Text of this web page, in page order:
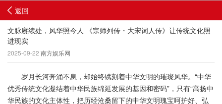
返回
文脉赓续处，风华照今人 《宗师列传・大宋词人传》让传统文化照
进现实
2025-09-22 南方娱乐网
岁月长河奔涌不息，却始终镌刻着中华文明的璀璨风华。“中华
优秀传统文化凝结着中华民族绵延发展的基因和密码”，只有“高扬中
华民族的文化主体性，把历经沧桑留下的中华文明瑰宝呵护好、弘